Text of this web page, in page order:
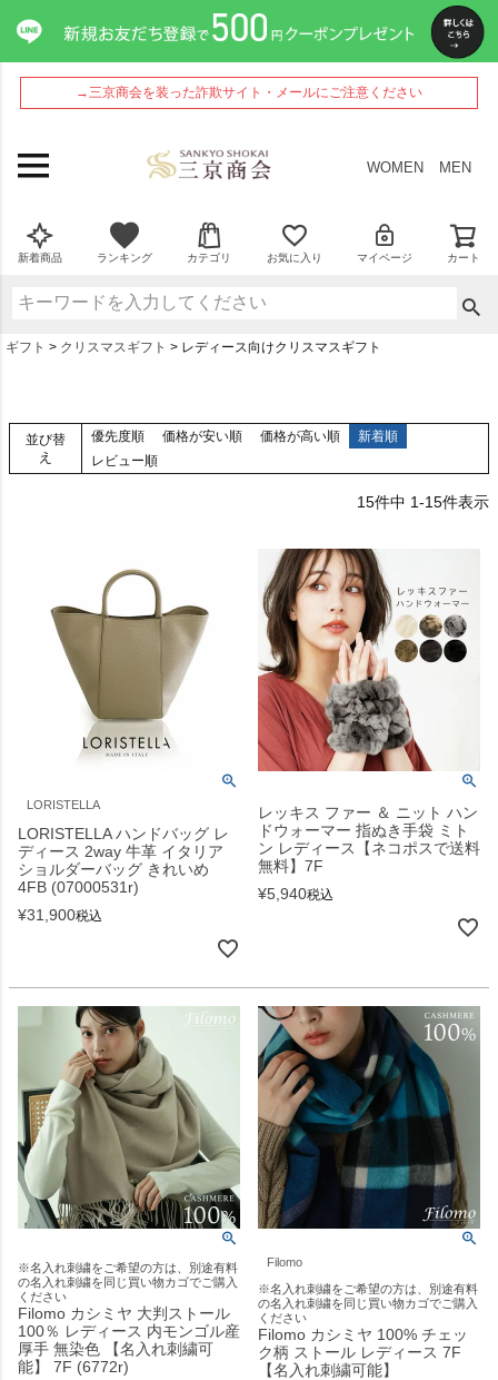
→三京商会を装った詐欺サイト・メールにご注意ください
WOMEN MEN
新着商品 ランキング カテゴリ お気に入り マイページ カート
ギフト クリスマスギフト レディース向けクリスマスギフト
並び替
え
優先度順 価格が安い順 価格が高い順
新着順
レビュー順
15件中 1-15件表示
LORISTELLA
LORISTELLA ハンドバッグ レ
ディース 2way 牛革 イタリア
ショルダーバッグ きれいめ
4FB (07000531r)
¥31,900税込
レッキス ファー ＆ ニット ハン
ドウォーマー 指ぬき手袋 ミト
ン レディース【ネコポスで送料
無料】7F
¥5,940税込
※名入れ刺繍をご希望の方は、別途有料
の名入れ刺繍を同じ買い物カゴでご購入
ください
Filomo カシミヤ 大判ストール
100％ レディース 内モンゴル産
厚手 無染色 【名入れ刺繍可
能】 7F (6772r)
Filomo
※名入れ刺繍をご希望の方は、別途有料
の名入れ刺繍を同じ買い物カゴでご購入
ください
Filomo カシミヤ 100% チェッ
ク柄 ストール レディース 7F
【名入れ刺繍可能】